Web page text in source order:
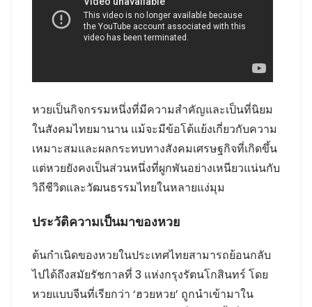
หวยเป็นกิจกรรมหนึ่งที่มีความสำคัญและเป็นที่นิยม
ในสังคมไทยมานาน แม้จะมีข้อโต้แย้งเกี่ยวกับความ
เหมาะสมและผลกระทบทางสังคมเศรษฐกิจที่เกิดขึ้น
แต่หวยยังคงเป็นส่วนหนึ่งที่ผูกพันอย่างเหนียวแน่นกับ
วิถีชีวิตและวัฒนธรรมไทยในหลายแง่มุม
ประวัติความเป็นมาของหวย
ต้นกำเนิดของหวยในประเทศไทยสามารถย้อนกลับ
ไปได้ถึงสมัยรัชกาลที่ 3 แห่งกรุงรัตนโกสินทร์ โดย
หวยแบบจีนที่เรียกว่า ‘ฮวยหวย’ ถูกนำเข้ามาใน